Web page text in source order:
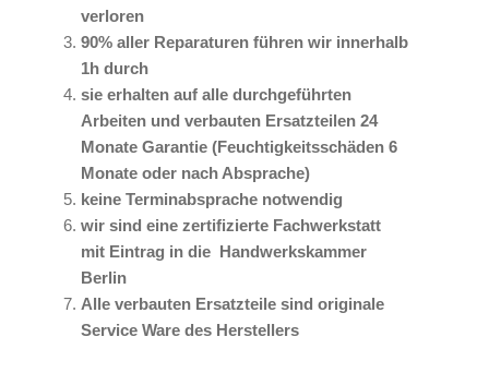
verloren
90% aller Reparaturen führen wir innerhalb
1h durch
sie erhalten auf alle durchgeführten
Arbeiten und verbauten Ersatzteilen 24
Monate Garantie (Feuchtigkeitsschäden 6
Monate oder nach Absprache)
keine Terminabsprache notwendig
wir sind eine zertifizierte Fachwerkstatt
mit Eintrag in die Handwerkskammer
Berlin
Alle verbauten Ersatzteile sind originale
Service Ware des Herstellers